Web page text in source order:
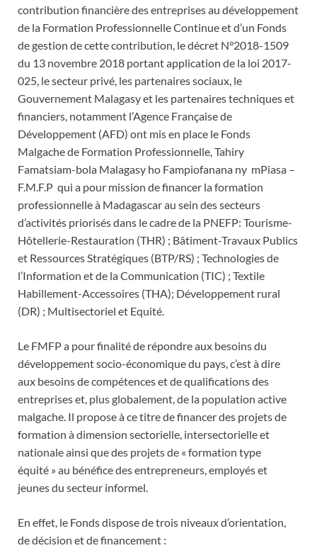
contribution financière des entreprises au développement
de la Formation Professionnelle Continue et d’un Fonds
de gestion de cette contribution, le décret N°2018-1509
du 13 novembre 2018 portant application de la loi 2017-
025, le secteur privé, les partenaires sociaux, le
Gouvernement Malagasy et les partenaires techniques et
financiers, notamment l’Agence Française de
Développement (AFD) ont mis en place le Fonds
Malgache de Formation Professionnelle, Tahiry
Famatsiam-bola Malagasy ho Fampiofanana ny mPiasa –
F.M.F.P qui a pour mission de financer la formation
professionnelle à Madagascar au sein des secteurs
d’activités priorisés dans le cadre de la PNEFP: Tourisme-
Hôtellerie-Restauration (THR) ; Bâtiment-Travaux Publics
et Ressources Stratégiques (BTP/RS) ; Technologies de
l’Information et de la Communication (TIC) ; Textile
Habillement-Accessoires (THA); Développement rural
(DR) ; Multisectoriel et Equité.
Le FMFP a pour finalité de répondre aux besoins du
développement socio-économique du pays, c’est à dire
aux besoins de compétences et de qualifications des
entreprises et, plus globalement, de la population active
malgache. Il propose à ce titre de financer des projets de
formation à dimension sectorielle, intersectorielle et
nationale ainsi que des projets de « formation type
équité » au bénéfice des entrepreneurs, employés et
jeunes du secteur informel.
En effet, le Fonds dispose de trois niveaux d’orientation,
de décision et de financement :